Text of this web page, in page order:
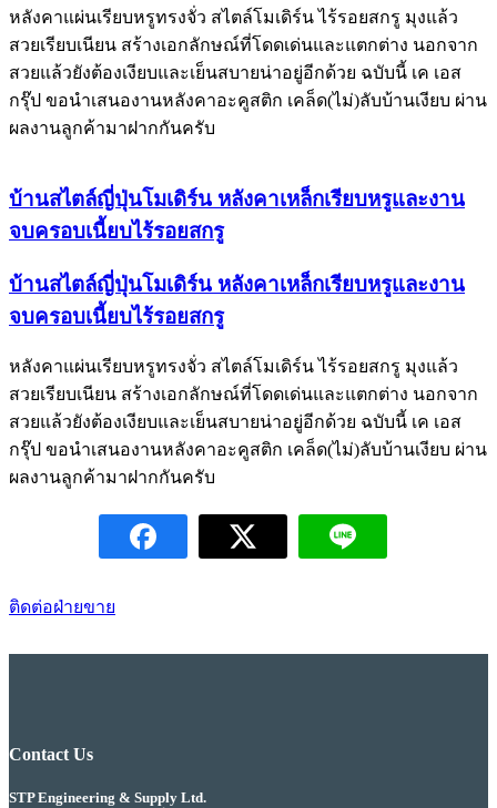
หลังคาแผ่นเรียบหรูทรงจั่ว สไตล์โมเดิร์น ไร้รอยสกรู มุงแล้ว
สวยเรียบเนียน สร้างเอกลักษณ์ที่โดดเด่นและแตกต่าง นอกจาก
สวยแล้วยังต้องเงียบและเย็นสบายน่าอยู่อีกด้วย ฉบับนี้ เค เอส
กรุ๊ป ขอนำเสนองานหลังคาอะคูสติก เคล็ด(ไม่)ลับบ้านเงียบ ผ่าน
ผลงานลูกค้ามาฝากกันครับ
บ้านสไตล์ญี่ปุ่นโมเดิร์น หลังคาเหล็กเรียบหรูและงาน
จบครอบเนี้ยบไร้รอยสกรู
บ้านสไตล์ญี่ปุ่นโมเดิร์น หลังคาเหล็กเรียบหรูและงาน
จบครอบเนี้ยบไร้รอยสกรู
หลังคาแผ่นเรียบหรูทรงจั่ว สไตล์โมเดิร์น ไร้รอยสกรู มุงแล้ว
สวยเรียบเนียน สร้างเอกลักษณ์ที่โดดเด่นและแตกต่าง นอกจาก
สวยแล้วยังต้องเงียบและเย็นสบายน่าอยู่อีกด้วย ฉบับนี้ เค เอส
กรุ๊ป ขอนำเสนองานหลังคาอะคูสติก เคล็ด(ไม่)ลับบ้านเงียบ ผ่าน
ผลงานลูกค้ามาฝากกันครับ
ติดต่อฝ่ายขาย
Contact Us
STP Engineering & Supply Ltd.